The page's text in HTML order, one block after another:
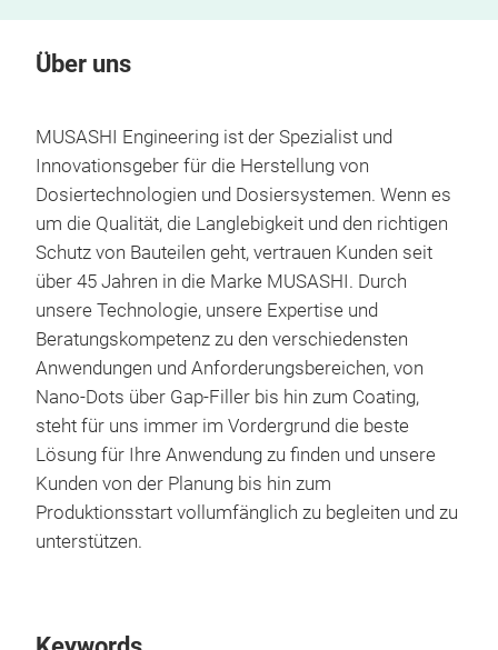
Über uns
MUSASHI Engineering ist der Spezialist und
Innovationsgeber für die Herstellung von
Dosiertechnologien und Dosiersystemen. Wenn es
um die Qualität, die Langlebigkeit und den richtigen
Schutz von Bauteilen geht, vertrauen Kunden seit
über 45 Jahren in die Marke MUSASHI. Durch
unsere Technologie, unsere Expertise und
Beratungskompetenz zu den verschiedensten
Anwendungen und Anforderungsbereichen, von
Nano-Dots über Gap-Filler bis hin zum Coating,
steht für uns immer im Vordergrund die beste
Lösung für Ihre Anwendung zu finden und unsere
Kunden von der Planung bis hin zum
Produktionsstart vollumfänglich zu begleiten und zu
unterstützen.